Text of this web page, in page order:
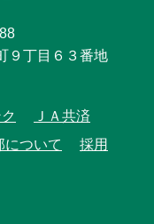
９丁目６３番地
ＪＡ共済
について
採用